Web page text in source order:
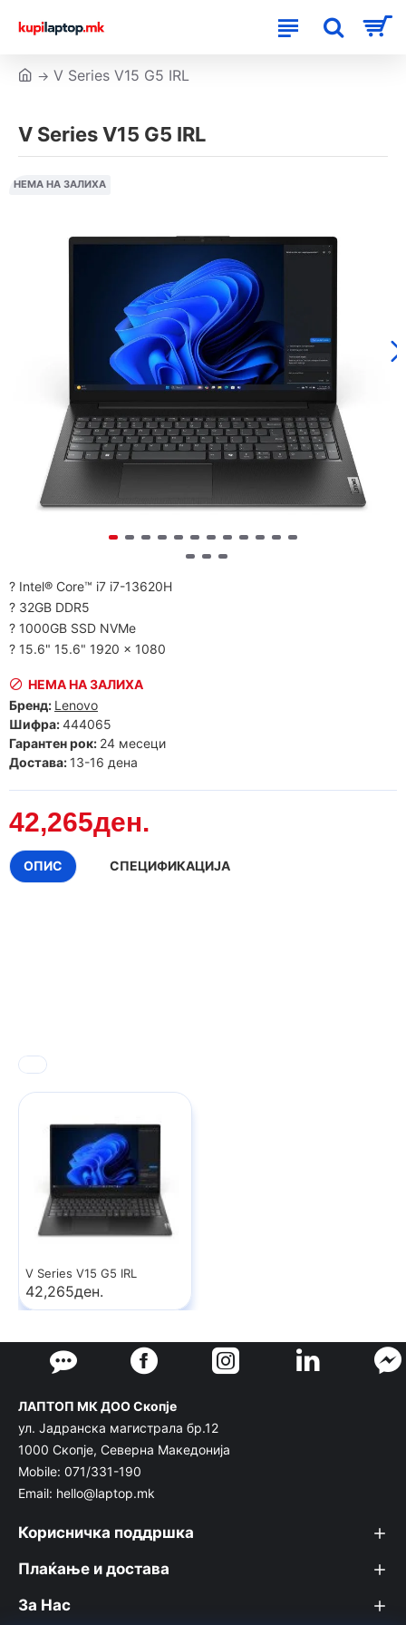
V Series V15 G5 IRL
V Series V15 G5 IRL
НЕМА НА ЗАЛИХА
? Intel® Core™ i7 i7-13620H
? 32GB DDR5
? 1000GB SSD NVMe
? 15.6" 15.6" 1920 x 1080
42,265ден.
НЕМА НА ЗАЛИХА
Бренд: Lenovo
Шифра:444065
Гарантен рок: 24 месеци
Достава: 13-16 дена
ОПИС СПЕЦИФИКАЦИЈА
V Series V15 G5 IRL
42,265ден.
ЛАПТОП МК ДОО Скопје
ул. Јадранска магистрала бр.12
1000 Скопје, Северна Македонија
Mobile: 071/331-190
Email: hello@laptop.mk
Корисничка поддршка
Плаќање и достава
За Нас